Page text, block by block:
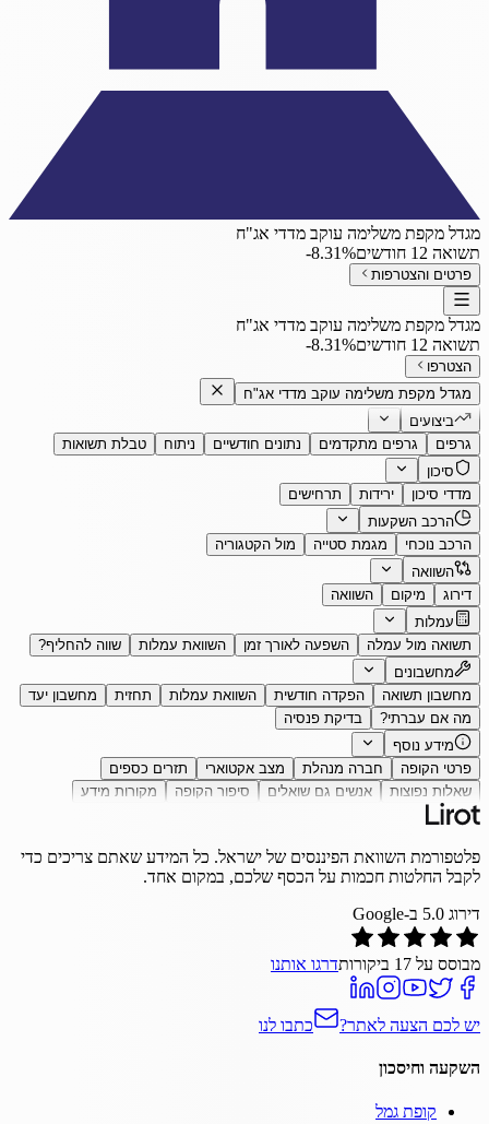
מגדל מקפת משלימה עוקב מדדי אג"ח
תשואה 12 חודשים
‎-8.31%
פרטים והצטרפות
מגדל מקפת משלימה עוקב מדדי אג"ח
תשואה 12 חודשים
‎-8.31%
הצטרפו
מגדל מקפת משלימה עוקב מדדי אג"ח
ביצועים
גרפים
גרפים מתקדמים נתונים חודשיים ניתוח
טבלת תשואות
סיכון
מדדי סיכון
ירידות
תרחישים
הרכב השקעות
הרכב נוכחי
מגמת סטייה
מול הקטגוריה
השוואה
דירוג
מיקום
השוואה
עמלות
תשואה מול עמלה
השפעה לאורך זמן השוואת עמלות
שווה להחליף?
מחשבונים
מחשבון תשואה
הפקדה חודשית השוואת עמלות תחזית
מחשבון יעד
מה אם עברתי?
בדיקת פנסיה
מידע נוסף
פרטי הקופה
חברה מנהלת מצב אקטוארי
תזרים כספים
שאלות נפוצות
אנשים גם שואלים סיפור הקופה מקורות מידע
פלטפורמת השוואת הפיננסים של ישראל. כל המידע שאתם צריכים כדי
לקבל החלטות חכמות על הכסף שלכם, במקום אחד.
דירוג 5.0 ב-Google
מבוסס על 17 ביקורותדרגו אותנו
יש לכם הצעה לאתר? כתבו לנו
השקעה וחיסכון
קופת גמל